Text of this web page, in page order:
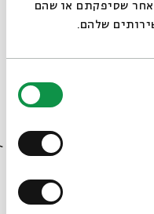
שסיפקתם או שהם
שלהם.
הרשמה לאירועים דומים
חורבן הבית